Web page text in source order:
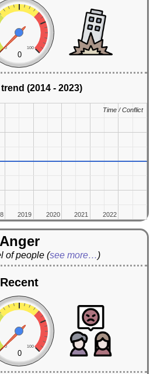
0 100
0
(2014 - 2023)
2019
2019 2020
2020 2021
2021 2022
2022
Time / Conflict
Time / Conflict
Anger
of people (see more…)
Recent
0 100
0